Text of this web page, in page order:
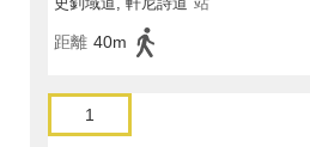
距離 40m
1